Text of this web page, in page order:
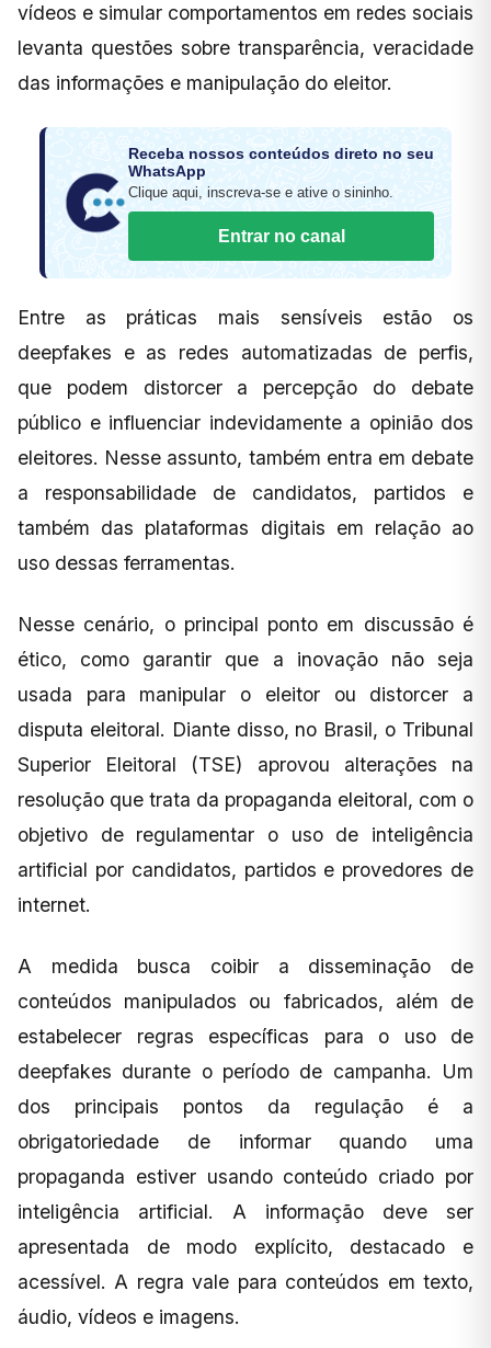
vídeos e simular comportamentos em redes sociais
levanta questões sobre transparência, veracidade
das informações e manipulação do eleitor.
Receba nossos conteúdos direto no seu
WhatsApp
Clique aqui, inscreva-se e ative o sininho.
Entrar no canal
Entre as práticas mais sensíveis estão os
deepfakes e as redes automatizadas de perfis,
que podem distorcer a percepção do debate
público e influenciar indevidamente a opinião dos
eleitores. Nesse assunto, também entra em debate
a responsabilidade de candidatos, partidos e
também das plataformas digitais em relação ao
uso dessas ferramentas.
Nesse cenário, o principal ponto em discussão é
ético, como garantir que a inovação não seja
usada para manipular o eleitor ou distorcer a
disputa eleitoral. Diante disso, no Brasil, o Tribunal
Superior Eleitoral (TSE) aprovou alterações na
resolução que trata da propaganda eleitoral, com o
objetivo de regulamentar o uso de inteligência
artificial por candidatos, partidos e provedores de
internet.
A medida busca coibir a disseminação de
conteúdos manipulados ou fabricados, além de
estabelecer regras específicas para o uso de
deepfakes durante o período de campanha. Um
dos principais pontos da regulação é a
obrigatoriedade de informar quando uma
propaganda estiver usando conteúdo criado por
inteligência artificial. A informação deve ser
apresentada de modo explícito, destacado e
acessível. A regra vale para conteúdos em texto,
áudio, vídeos e imagens.